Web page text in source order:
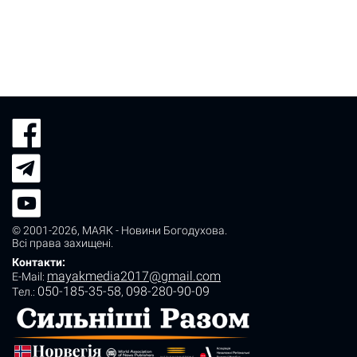
© 2001-2026, МАЯК - Новини Богодухова
Всі права захищені.
Контакти:
E-Mail: mayakmedia2017@gmail.com
Tел.: 050-185-35-58, 098-280-90-09